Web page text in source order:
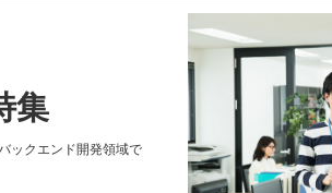
集
ックエンド開発領域で